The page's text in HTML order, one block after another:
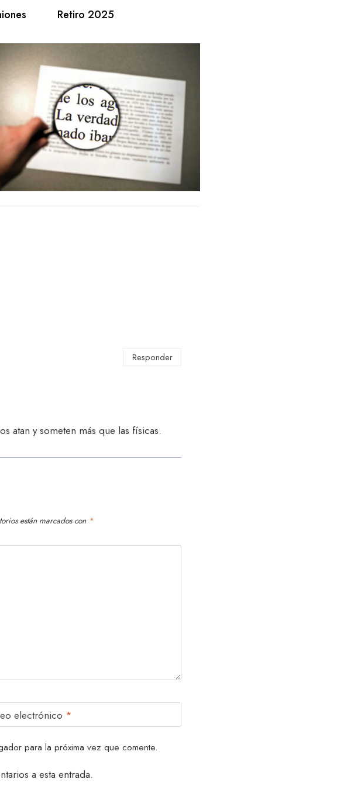
Retiro 2025
atan y someten más que las físicas.
Responder
están marcados con *
electrónico *
para la próxima vez que comente.
a esta entrada.